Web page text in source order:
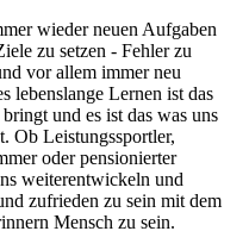
wieder neuen Aufgaben
zu setzen - Fehler zu
vor allem immer neu
lebenslange Lernen ist das
und es ist das was uns
Ob Leistungssportler,
oder pensionierter
weiterentwickeln und
zufrieden zu sein mit dem
Mensch zu sein.